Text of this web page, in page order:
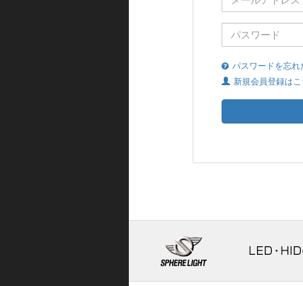
パスワードを忘れ
新規会員登録はこ